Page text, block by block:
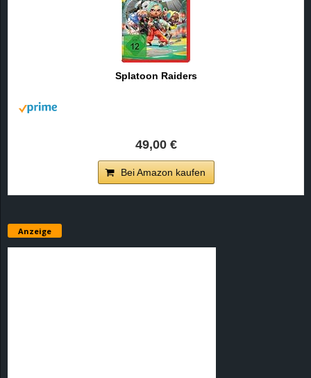
Splatoon Raiders
49,00 €
Bei Amazon kaufen
Anzeige